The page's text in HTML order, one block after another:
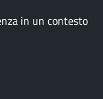
in un contesto